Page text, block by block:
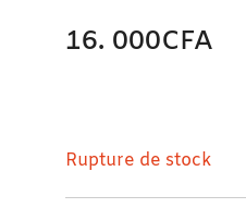
16. 000CFA
Rupture de stock